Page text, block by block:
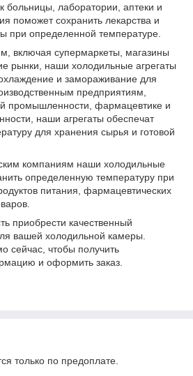
больницы, лаборатории, аптеки и
поможет сохранить лекарства и
при определенной температуре.
включая супермаркеты, магазины
рынки, наши холодильные агрегаты
и замораживание для
предприятиям,
промышленности, фармацевтике и
наши агрегаты обеспечат
для хранения сырья и готовой
компаниям наши холодильные
определенную температуру при
питания, фармацевтических
приобрести качественный
вашей холодильной камеры.
сейчас, чтобы получить
и оформить заказ.
только по предоплате.